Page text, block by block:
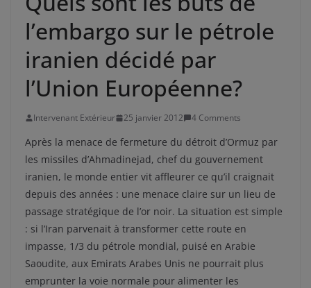
l’embargo sur le pétrole
iranien décidé par
l’Union Européenne?
Intervenant Extérieur 25 janvier 2012 4 Comments
Après la menace de fermeture du détroit d’Ormuz par
les missiles d’Ahmadinejad, chef du gouvernement
iranien, le monde entier vit affleurer ce qu’il craignait
depuis des années : une menace claire sur un lieu de
passage stratégique de l’or noir. La situation est simple
: si l’Iran parvenait à transformer cette route en
impasse, 1/3 du pétrole mondial, puisé en Arabie
Saoudite, aux Emirats Arabes Unis ne pourrait plus
emprunter la voie normale pour alimenter les